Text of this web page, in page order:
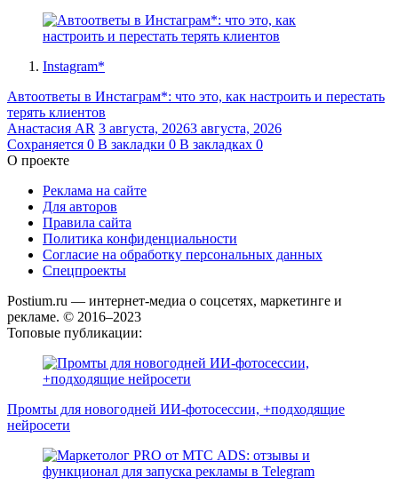
Instagram*
Автоответы в Инстаграм*: что это, как настроить и перестать
терять клиентов
Анастасия AR 3 августа, 20263 августа, 2026
Сохраняется 0 В закладки 0 В закладках 0
О проекте
Реклама на сайте
Для авторов
Правила сайта
Политика конфиденциальности
Согласие на обработку персональных данных
Спецпроекты
Postium.ru — интернет-медиа о соцсетях, маркетинге и
рекламе. © 2016–2023
Топовые публикации:
Промты для новогодней ИИ-фотосессии, +подходящие
нейросети